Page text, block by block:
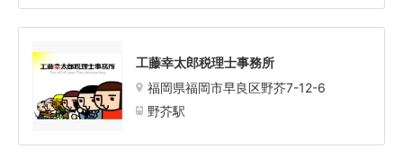
工藤幸太郎税理士事務所
福岡県福岡市早良区野芥7-12-6
野芥駅